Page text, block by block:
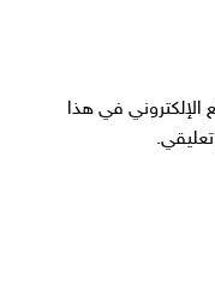
الإلكتروني في هذا